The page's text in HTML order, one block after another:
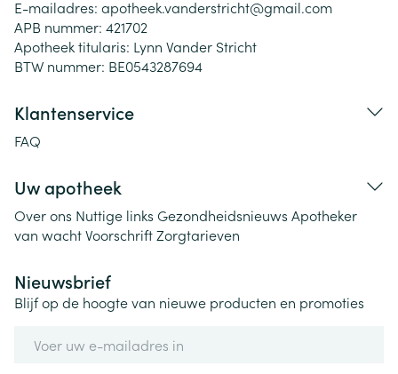
E-mailadres: apotheek.vanderstricht@gmail.com
APB nummer: 421702
Apotheek titularis: Lynn Vander Stricht
BTW nummer: BE0543287694
Klantenservice
FAQ
Uw apotheek
Over ons Nuttige links Gezondheidsnieuws Apotheker
van wachtVoorschriftZorgtarieven
Nieuwsbrief
Blijf op de hoogte van nieuwe producten en promoties